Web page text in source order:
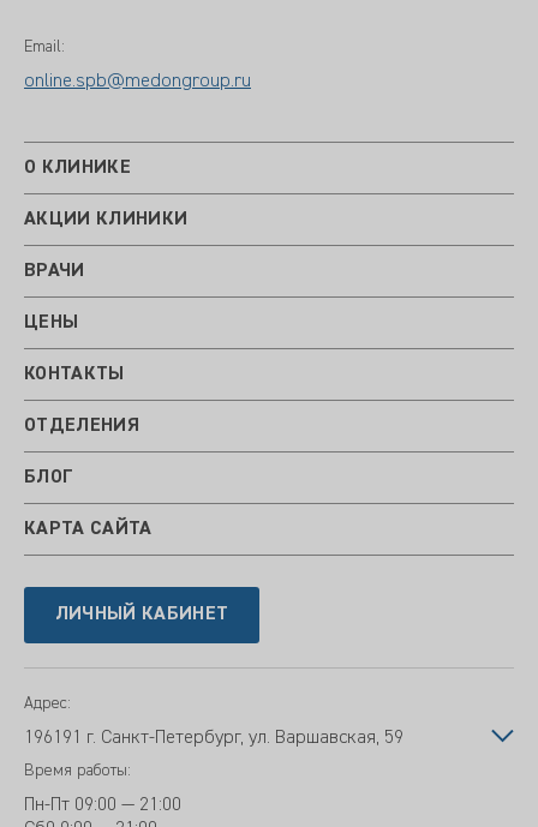
Email:
online.spb@medongroup.ru
О КЛИНИКЕ
АКЦИИ КЛИНИКИ
ВРАЧИ
ЦЕНЫ
КОНТАКТЫ
ОТДЕЛЕНИЯ
БЛОГ
КАРТА САЙТА
ЛИЧНЫЙ КАБИНЕТ
Адрес:
196191 г. Санкт-Петербург, ул. Варшавская, 59
Время работы:
Пн-Пт 09:00 — 21:00